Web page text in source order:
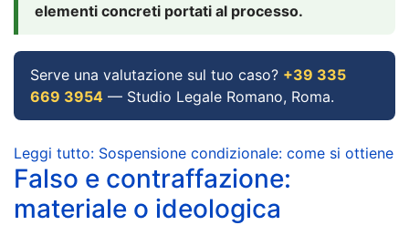
elementi concreti portati al processo.
Serve una valutazione sul tuo caso? +39 335
669 3954 — Studio Legale Romano, Roma.
Leggi tutto: Sospensione condizionale: come si ottiene
Falso e contraffazione:
materiale o ideologica